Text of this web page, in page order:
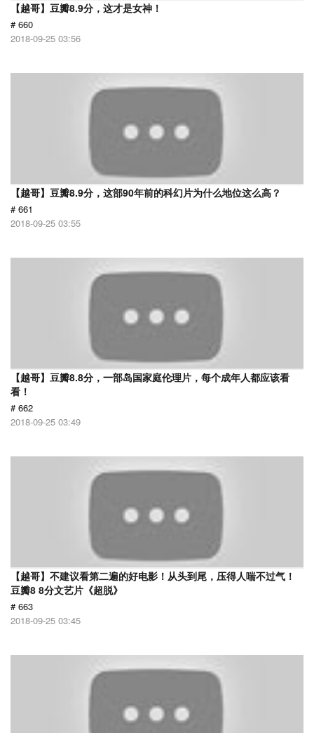
【越哥】豆瓣8.9分，这才是女神！
# 660
2018-09-25 03:56
【越哥】豆瓣8.9分，这部90年前的科幻片为什么地位这么高？
# 661
2018-09-25 03:55
【越哥】豆瓣8.8分，一部岛国家庭伦理片，每个成年人都应该看
看！
# 662
2018-09-25 03:49
【越哥】不建议看第二遍的好电影！从头到尾，压得人喘不过气！
豆瓣8 8分文艺片《超脱》
# 663
2018-09-25 03:45